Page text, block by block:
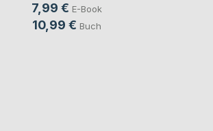
7,99 € E-Book
10,99 € Buch